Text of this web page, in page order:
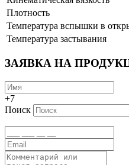
Плотность
Температура вспышки в
Температура застывания
ЗАЯВКА НА
+7
Поиск